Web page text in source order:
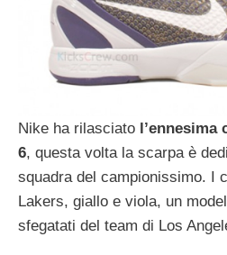
Nike ha rilasciato l’ennesima
6, questa volta la scarpa è
squadra del campionissimo. I
Lakers, giallo e viola, un
sfegatati del team di Los